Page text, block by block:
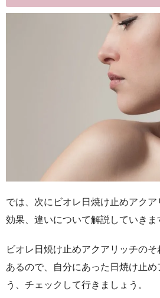
では、次にビオレ日焼け止めアクア
効果、違いについて解説していきま
ビオレ日焼け止めアクアリッチの
あるので、自分にあった日焼け止め
う、チェックして行きましょう。